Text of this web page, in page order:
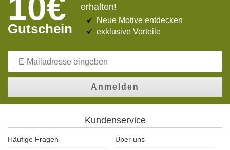
10€
Gutschein
erhalten!
Neue Motive entdecken
exklusive Vorteile
Anmelden
Kundenservice
Häufige Fragen
Über uns